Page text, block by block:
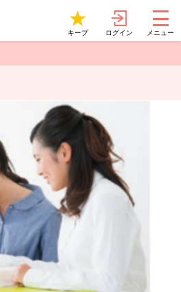
キープ ログイン メニュー